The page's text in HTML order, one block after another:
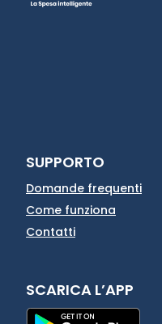
SUPPORTO
Domande frequenti
Come funziona
Contatti
SCARICA L’APP